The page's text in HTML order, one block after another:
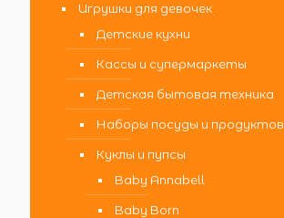
Игрушки для девочек
Детские кухни
Кассы и супермаркеты
Детская бытовая техника
Наборы посуды и продуктов
Куклы и пупсы
Baby Annabell
Baby Born